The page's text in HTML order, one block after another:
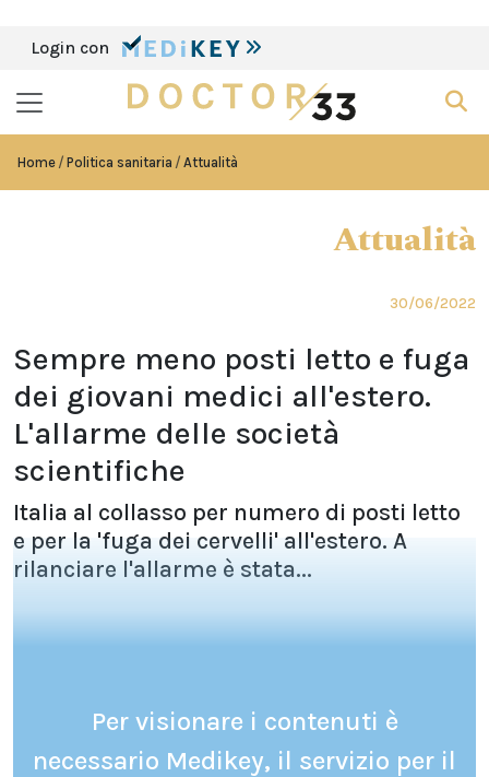
Login con
Home Politica sanitaria Attualità
Attualità
30/06/2022
Sempre meno posti letto e fuga
dei giovani medici all'estero.
L'allarme delle società
scientifiche
Italia al collasso per numero di posti letto
e per la 'fuga dei cervelli' all'estero. A
rilanciare l'allarme è stata...
Per visionare i contenuti è
necessario Medikey, il servizio per il